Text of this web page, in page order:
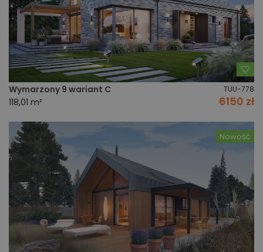
Wymarzony 9 wariant C TUU-778
118,01 m² 6150 zł
Nowość